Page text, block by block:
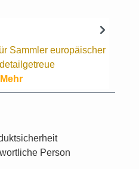
Sammler europäischer
Mehr
Person